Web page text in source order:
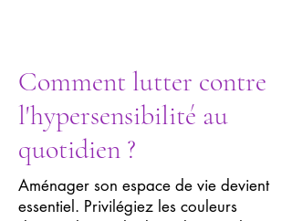
Comment lutter contre
l'hypersensibilité au
quotidien ?
Aménager son espace de vie devient
essentiel. Privilégiez les couleurs